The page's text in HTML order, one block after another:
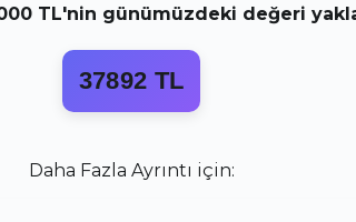
TL'nin günümüzdeki değeri
37892 TL
Daha Fazla Ayrıntı için: